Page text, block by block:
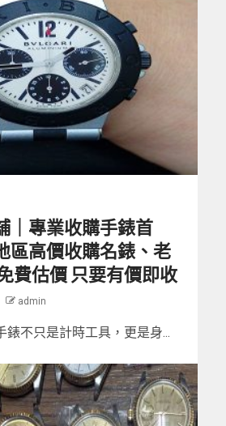
｜專業收購手錶首
區高價收購名錶、老
費估價 只要有價即收
admin
錶不只是計時工具，更是身...